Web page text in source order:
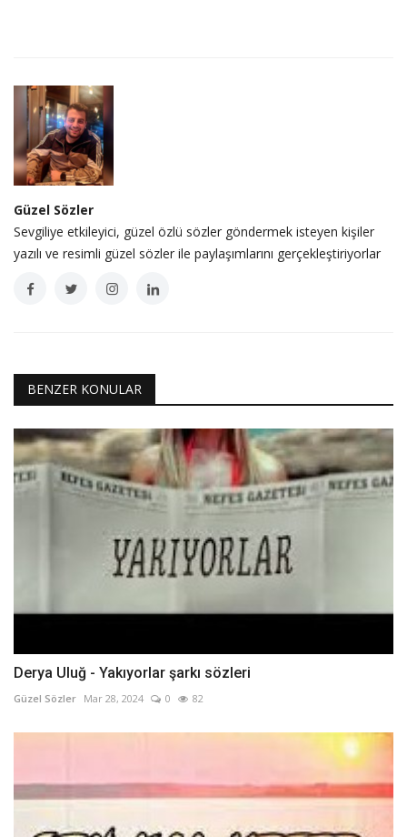
Güzel Sözler
Sevgiliye etkileyici, güzel özlü sözler göndermek isteyen kişiler
yazılı ve resimli güzel sözler ile paylaşımlarını gerçekleştiriyorlar
BENZER KONULAR
Derya Uluğ - Yakıyorlar şarkı sözleri
Güzel Sözler Mar 28, 2024 0 82